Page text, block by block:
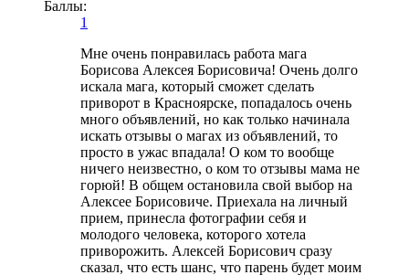
Баллы:
1
Мне очень понравилась работа мага
Борисова Алексея Борисовича! Очень долго
искала мага, который сможет сделать
приворот в Красноярске, попадалось очень
много объявлений, но как только начинала
искать отзывы о магах из объявлений, то
просто в ужас впадала! О ком то вообще
ничего неизвестно, о ком то отзывы мама не
горюй! В общем остановила свой выбор на
Алексее Борисовиче. Приехала на личный
прием, принесла фотографии себя и
молодого человека, которого хотела
приворожить. Алексей Борисович сразу
сказал, что есть шанс, что парень будет моим